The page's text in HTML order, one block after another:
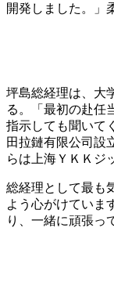
開発しました。」
坪島総経理は、大
る。「最初の赴任
指示しても聞いて
田拉鏈有限公司設
らは上海ＹＫＫジ
総経理として最も
よう心がけていま
り、一緒に頑張っ